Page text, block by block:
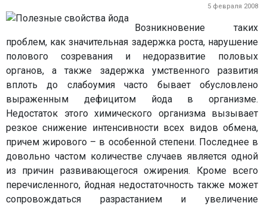
5 февраля 2008
Возникновение таких
проблем, как значительная задержка роста, нарушение
полового созревания и недоразвитие половых
органов, а также задержка умственного развития
вплоть до слабоумия часто бывает обусловлено
выраженным дефицитом йода в организме.
Недостаток этого химического организма вызывает
резкое снижение интенсивности всех видов обмена,
причем жирового – в особенной степени. Последнее в
довольно частом количестве случаев является одной
из причин развивающегося ожирения. Кроме всего
перечисленного, йодная недостаточность также может
сопровождаться разрастанием и увеличение